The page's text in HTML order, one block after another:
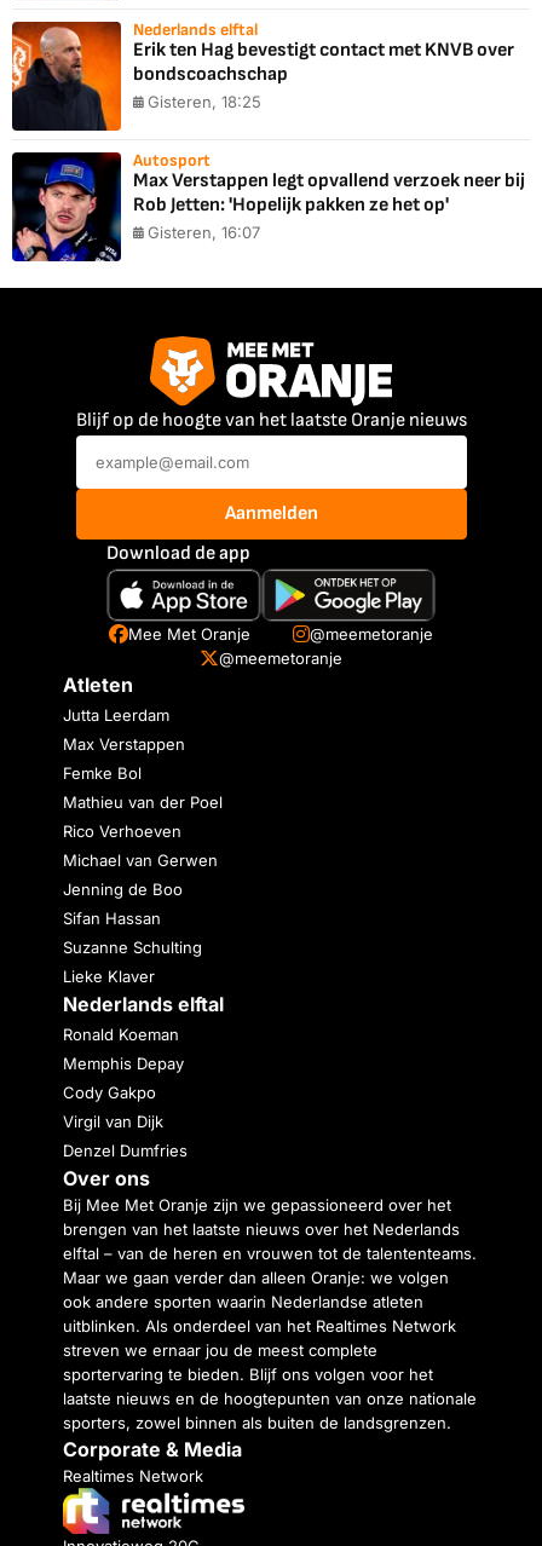
Nederlands elftal
Erik ten Hag bevestigt contact met KNVB over
bondscoachschap
Gisteren, 18:25
Autosport
Max Verstappen legt opvallend verzoek neer bij
Rob Jetten: 'Hopelijk pakken ze het op'
Gisteren, 16:07
Blijf op de hoogte van het laatste Oranje nieuws
Aanmelden
Download de app
Mee Met Oranje
@meemetoranje
@meemetoranje
Atleten
Jutta Leerdam
Max Verstappen
Femke Bol
Mathieu van der Poel
Rico Verhoeven
Michael van Gerwen
Jenning de Boo
Sifan Hassan
Suzanne Schulting
Lieke Klaver
Nederlands elftal
Ronald Koeman
Memphis Depay
Cody Gakpo
Virgil van Dijk
Denzel Dumfries
Over ons
Bij Mee Met Oranje zijn we gepassioneerd over het
brengen van het laatste nieuws over het Nederlands
elftal – van de heren en vrouwen tot de talententeams.
Maar we gaan verder dan alleen Oranje: we volgen
ook andere sporten waarin Nederlandse atleten
uitblinken. Als onderdeel van het Realtimes Network
streven we ernaar jou de meest complete
sportervaring te bieden. Blijf ons volgen voor het
laatste nieuws en de hoogtepunten van onze nationale
sporters, zowel binnen als buiten de landsgrenzen.
Corporate & Media
Realtimes Network